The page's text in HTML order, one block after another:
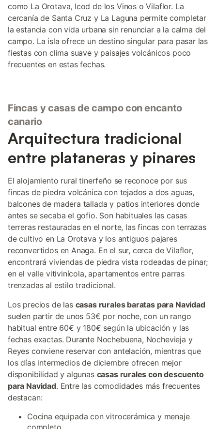
como La Orotava, Icod de los Vinos o Vilaflor. La
cercanía de Santa Cruz y La Laguna permite completar
la estancia con vida urbana sin renunciar a la calma del
campo. La isla ofrece un destino singular para pasar las
fiestas con clima suave y paisajes volcánicos poco
frecuentes en estas fechas.
Fincas y casas de campo con encanto
canario
Arquitectura tradicional
entre plataneras y pinares
El alojamiento rural tinerfeño se reconoce por sus
fincas de piedra volcánica con tejados a dos aguas,
balcones de madera tallada y patios interiores donde
antes se secaba el gofio. Son habituales las casas
terreras restauradas en el norte, las fincas con terrazas
de cultivo en La Orotava y los antiguos pajares
reconvertidos en Anaga. En el sur, cerca de Vilaflor,
encontrará viviendas de piedra vista rodeadas de pinar;
en el valle vitivinícola, apartamentos entre parras
trenzadas al estilo tradicional.
Los precios de las casas rurales baratas para Navidad
suelen partir de unos 53€ por noche, con un rango
habitual entre 60€ y 180€ según la ubicación y las
fechas exactas. Durante Nochebuena, Nochevieja y
Reyes conviene reservar con antelación, mientras que
los días intermedios de diciembre ofrecen mejor
disponibilidad y algunas casas rurales con descuento
para Navidad. Entre las comodidades más frecuentes
destacan:
Cocina equipada con vitrocerámica y menaje
completo